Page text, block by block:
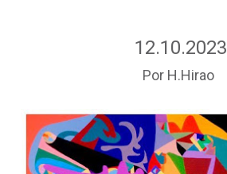
12.10.2023
Por H.Hirao